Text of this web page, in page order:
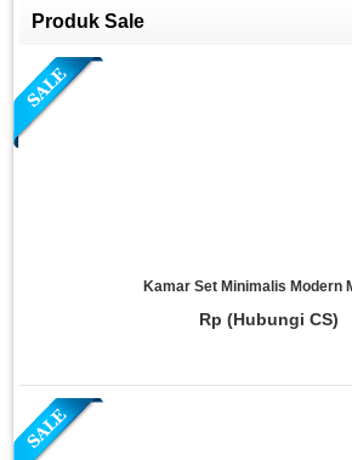
Produk Sale
Kamar Set Minimalis Modern
Rp (Hubungi CS)